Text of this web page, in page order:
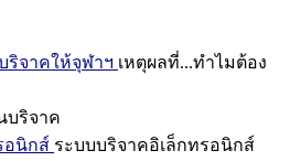
ริจาคให้จุฬาฯ เหตุผลที่...ทำไมต้อง
บริจาค
อนิกส์ ระบบบริจาคอิเล็กทรอนิกส์